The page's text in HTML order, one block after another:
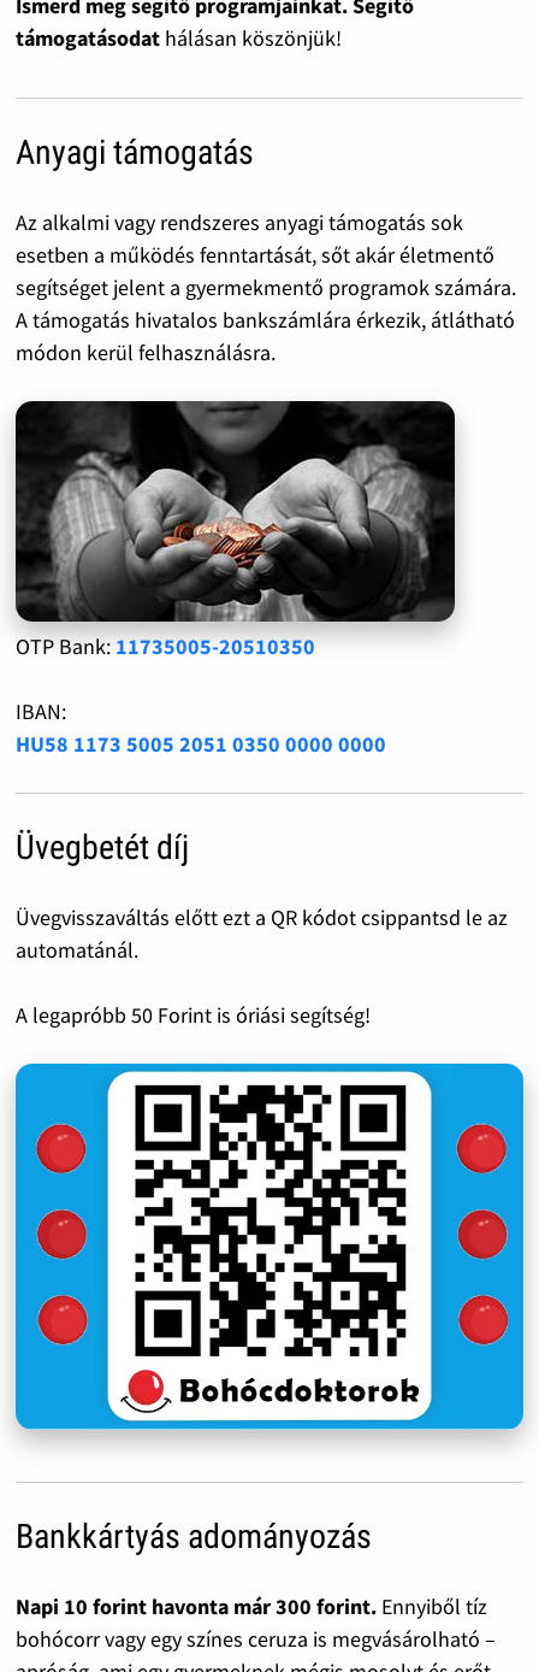
támogatásodat hálásan köszönjük!
Anyagi támogatás
Az alkalmi vagy rendszeres anyagi támogatás sok
esetben a működés fenntartását, sőt akár életmentő
segítséget jelent a gyermekmentő programok számára.
A támogatás hivatalos bankszámlára érkezik, átlátható
módon kerül felhasználásra.
OTP Bank: 11735005-20510350
IBAN:
HU58 1173 5005 2051 0350 0000 0000
Üvegbetét díj
Üvegvisszaváltás előtt ezt a QR kódot csippantsd le az
automatánál.
A legapróbb 50 Forint is óriási segítség!
Bankkártyás adományozás
Napi 10 forint havonta már 300 forint.Ennyiből tíz
bohócorr vagy egy színes ceruza is megvásárolható –